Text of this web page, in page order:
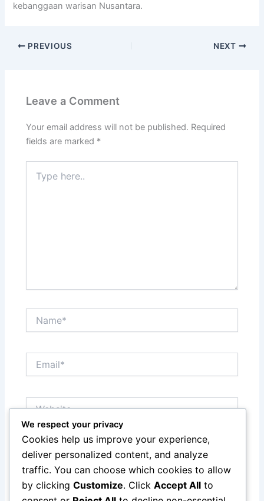
kebanggaan warisan Nusantara.
PREVIOUS NEXT
Leave a Comment
Your email address will not be published. Required
fields are marked *
here..
Save my name, email, and website in this browser
for the next time I comment.
We respect your privacy
Cookies help us improve your experience,
deliver personalized content, and analyze
traffic. You can choose which cookies to allow
by clicking Customize. Click Accept All to